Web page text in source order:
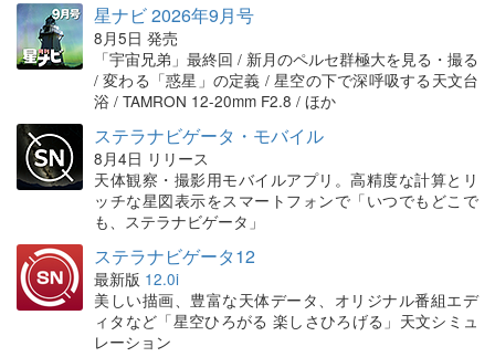
星ナビ 2026年9月号
8月5日 発売
「宇宙兄弟」最終回 / 新月のペルセ群極大を見る・撮る
/ 変わる「惑星」の定義 / 星空の下で深呼吸する天文台
浴 / TAMRON 12-20mm F2.8 / ほか
ステラナビゲータ・モバイル
8月4日 リリース
天体観察・撮影用モバイルアプリ。高精度な計算とリ
ッチな星図表示をスマートフォンで「いつでもどこで
も、ステラナビゲータ」
ステラナビゲータ12
最新版 12.0i
美しい描画、豊富な天体データ、オリジナル番組エデ
ィタなど「星空ひろがる 楽しさひろげる」天文シミュ
レーション